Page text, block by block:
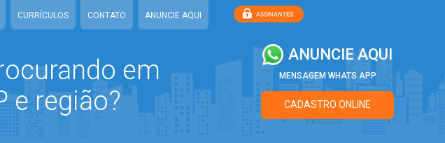
CURRÍCULOS CONTATO ANUNCIE AQUI
em
e região?
ANUNCIE AQUI
MENSAGEM WHATS APP
CADASTRO ONLINE